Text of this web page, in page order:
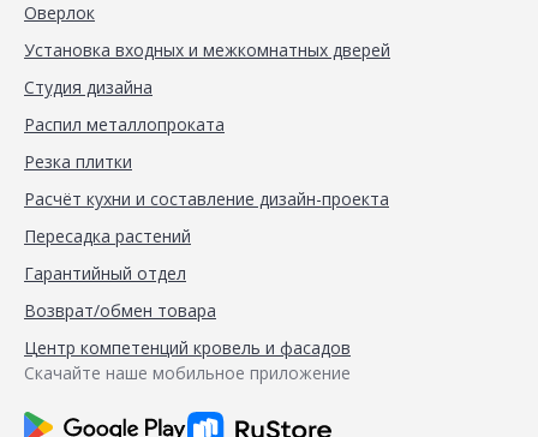
Оверлок
Установка входных и межкомнатных дверей
Студия дизайна
Распил металлопроката
Резка плитки
Расчёт кухни и составление дизайн-проекта
Пересадка растений
Гарантийный отдел
Возврат/обмен товара
Центр компетенций кровель и фасадов
Скачайте наше мобильное приложение